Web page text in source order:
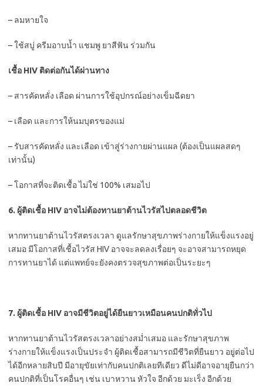
– ลมหายใจ
– ใช้สบู่ ครีมอาบน้ำ แชมพู ยาสีฟัน ร่วมกัน
เชื้อ HIV ติดต่อกันได้ผ่านทาง
– สารคัดหลั่ง เลือด ผ่านการใช้อุปกรณ์อย่างเข็มฉีดยา
– เลือด และการให้นมบุตรของแม่
– รับสารคัดหลั่ง และเลือด เข้าสู่ร่างกายผ่านแผล (ต้องเป็นแผลสดๆ
เท่านั้น)
– โอกาสที่จะติดเชื้อ ไม่ใช่ 100% เสมอไป
6. ผู้ติดเชื้อ HIV อาจไม่ต้องทานยาต้านไวรัสไปตลอดชีวิต
หากทานยาต้านไวรัสตรงเวลา ดูแลรักษาสุขภาพร่างกายให้แข็งแรงอยู่
เสมอ มีโอกาสที่เชื้อไวรัส HIV อาจจะลดลงเรื่อยๆ จะอาจสามารถหยุด
การทานยาได้ แต่แพทย์จะยังคงตรวจสุขภาพต่อเป็นระยะๆ
7. ผู้ติดเชื้อ HIV อาจมีชีวิตอยู่ได้ยืนยาวเหมือนคนปกติทั่วไป
หากทานยาต้านไวรัสตรงเวลาอย่างสม่ำเสมอ และรักษาสุขภาพ
ร่างกายให้แข็งแรงเป็นประจำ ผู้ติดเชื้อสามารถมีชีวิตที่ยืนยาว อยู่ต่อไป
ได้อีกหลายสิบปี มีอายุขัยเท่ากับคนปกติเลยทีเดียว ดีไม่ดีอาจอายุยืนกว่า
คนปกติที่เป็นโรคอื่นๆ เช่น เบาหวาน หัวใจ อีกด้วย มะเร็ง อีกด้วย